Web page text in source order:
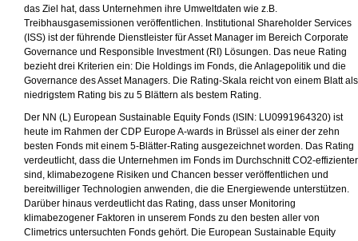
das Ziel hat, dass Unternehmen ihre Umweltdaten wie z.B.
Treibhausgasemissionen veröffentlichen. Institutional Shareholder Services
(ISS) ist der führende Dienstleister für Asset Manager im Bereich Corporate
Governance und Responsible Investment (RI) Lösungen. Das neue Rating
bezieht drei Kriterien ein: Die Holdings im Fonds, die Anlagepolitik und die
Governance des Asset Managers. Die Rating-Skala reicht von einem Blatt als
niedrigstem Rating bis zu 5 Blättern als bestem Rating.
Der NN (L) European Sustainable Equity Fonds (ISIN: LU0991964320) ist
heute im Rahmen der CDP Europe A-wards in Brüssel als einer der zehn
besten Fonds mit einem 5-Blätter-Rating ausgezeichnet worden. Das Rating
verdeutlicht, dass die Unternehmen im Fonds im Durchschnitt CO2-effizienter
sind, klimabezogene Risiken und Chancen besser veröffentlichen und
bereitwilliger Technologien anwenden, die die Energiewende unterstützen.
Darüber hinaus verdeutlicht das Rating, dass unser Monitoring
klimabezogener Faktoren in unserem Fonds zu den besten aller von
Climetrics untersuchten Fonds gehört. Die European Sustainable Equity